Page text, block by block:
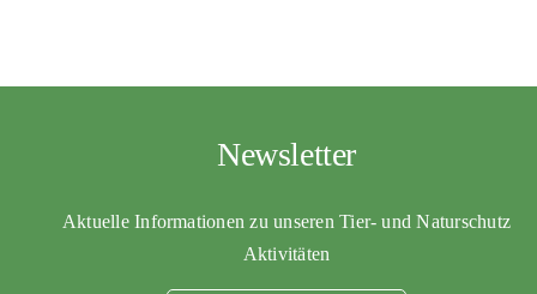
Newsletter
Aktuelle Informationen zu unseren Tier- und Naturschutz
Aktivitäten